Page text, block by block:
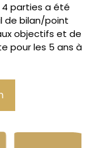
parties a été
de bilan/point
objectifs et de
pour les 5 ans à